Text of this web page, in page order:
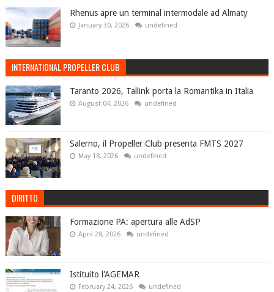
Rhenus apre un terminal intermodale ad Almaty
January 30, 2026 undefined
INTERNATIONAL PROPELLER CLUB
Taranto 2026, Tallink porta la Romantika in Italia
August 04, 2026 undefined
Salerno, il Propeller Club presenta FMTS 2027
May 18, 2026 undefined
DIRITTO
Formazione PA: apertura alle AdSP
April 28, 2026 undefined
Istituito l'AGEMAR
February 24, 2026 undefined